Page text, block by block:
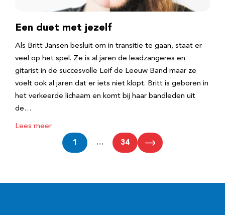
Een duet met jezelf
Als Britt Jansen besluit om in transitie te gaan, staat er
veel op het spel. Ze is al jaren de leadzangeres en
gitarist in de succesvolle Leif de Leeuw Band maar ze
voelt ook al jaren dat er iets niet klopt. Britt is geboren in
het verkeerde lichaam en komt bij haar bandleden uit
de…
Lees meer
1 … 34